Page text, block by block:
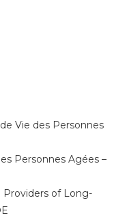
Vie des Personnes
Personnes Agées –
Providers of Long-